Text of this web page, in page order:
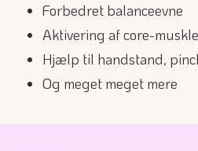
Forbedret balanceevne
Aktivering af core-
Hjælp til handstand,
Og meget meget mere